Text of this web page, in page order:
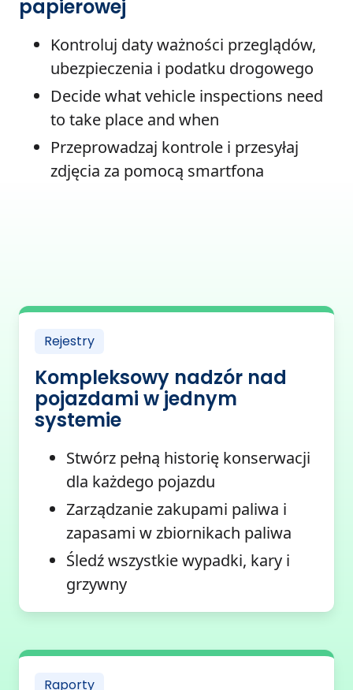
papierowej
Kontroluj daty ważności przeglądów,
ubezpieczenia i podatku drogowego
Decide what vehicle inspections need
to take place and when
Przeprowadzaj kontrole i przesyłaj
zdjęcia za pomocą smartfona
Rejestry
Kompleksowy nadzór nad
pojazdami w jednym
systemie
Stwórz pełną historię konserwacji
dla każdego pojazdu
Zarządzanie zakupami paliwa i
zapasami w zbiornikach paliwa
Śledź wszystkie wypadki, kary i
grzywny
Raporty